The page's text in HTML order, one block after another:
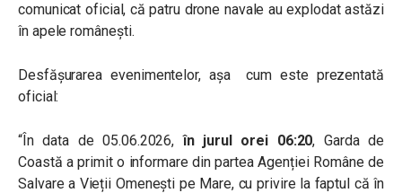
comunicat oficial, că patru drone navale au explodat astăzi
în apele românești.
Desfășurarea evenimentelor, așa cum este prezentată
oficial:
“În data de 05.06.2026,în jurul orei 06:20, Garda de
Coastă a primit o informare din partea Agenției Române de
Salvare a Vieții Omenești pe Mare, cu privire la faptul că în